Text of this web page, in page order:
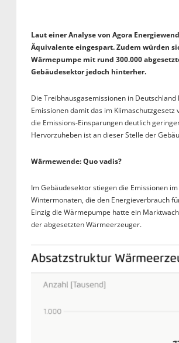
Laut einer Analyse von Agora
Äquivalente eingespart. Zudem würden
Wärmepumpe mit rund 300.000
Gebäudesektor jedoch hinterher.
Die Treibhausgasemissionen in
Emissionen damit das im
die Emissions-Einsparungen deutlich
Hervorzuheben ist an dieser Stelle der
Wärmewende: Quo vadis?
Im Gebäudesektor stiegen die Emissionen
Wintermonaten, die den Energieverbrauch
Einzig die Wärmepumpe hatte ein
der abgesetzten Wärmeerzeuger.